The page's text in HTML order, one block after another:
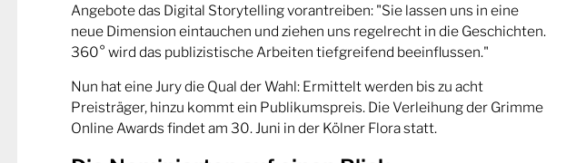
Angebote das Digital Storytelling vorantreiben: "Sie lassen uns in eine
neue Dimension eintauchen und ziehen uns regelrecht in die Geschichten.
360° wird das publizistische Arbeiten tiefgreifend beeinflussen."
Nun hat eine Jury die Qual der Wahl: Ermittelt werden bis zu acht
Preisträger, hinzu kommt ein Publikumspreis. Die Verleihung der Grimme
Online Awards findet am 30. Juni in der Kölner Flora statt.